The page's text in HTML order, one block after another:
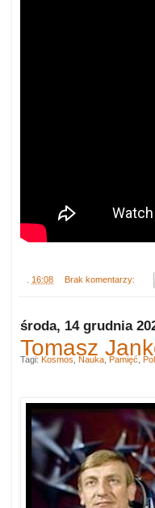
16:08 Brak komentarzy:
środa, 14 grudnia
Tomasz
Tagi: Kosmos, Nauka, Pamięć,